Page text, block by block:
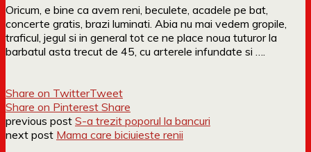
Oricum, e bine ca avem reni, beculete, acadele pe bat,
concerte gratis, brazi luminati. Abia nu mai vedem gropile,
traficul, jegul si in general tot ce ne place noua tuturor la
barbatul asta trecut de 45, cu arterele infundate si ….
Share on TwitterTweet
Share on Pinterest Share
previous post S-a trezit poporul la bancuri
next post Mama care biciuieste renii